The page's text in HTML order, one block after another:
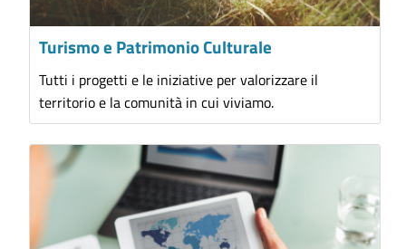
Turismo e Patrimonio Culturale
Tutti i progetti e le iniziative per valorizzare il
territorio e la comunità in cui viviamo.